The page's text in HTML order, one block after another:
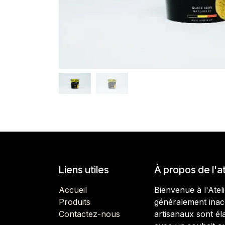
Liens utiles
Accueil
Produits
Contactez-nous
À propos de
Bienvenue à
généralement
artisanaux sont